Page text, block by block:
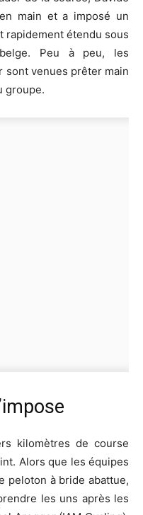
main et a imposé un
rapidement étendu sous
Peu à peu, les
venues prêter main
groupe.
kilomètres de course
Alors que les équipes
peloton à bride abattue,
les uns après les